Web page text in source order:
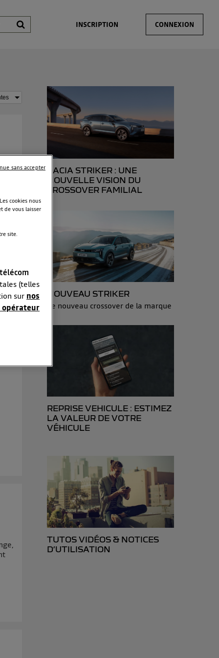
INSCRIPTION CONNEXION
DACIA STRIKER : UNE
NOUVELLE VISION DU
CROSSOVER FAMILIAL
NOUVEAU STRIKER
Le nouveau crossover de la marque
REPRISE VEHICULE : ESTIMEZ
LA VALEUR DE VOTRE
VÉHICULE
TUTOS VIDÉOS & NOTICES
D’UTILISATION
cookies nous
de vous laisser
site.
(telles
sur nos
opérateur
en
IP
même
du foyer ayant
du mobile.
sans accepter